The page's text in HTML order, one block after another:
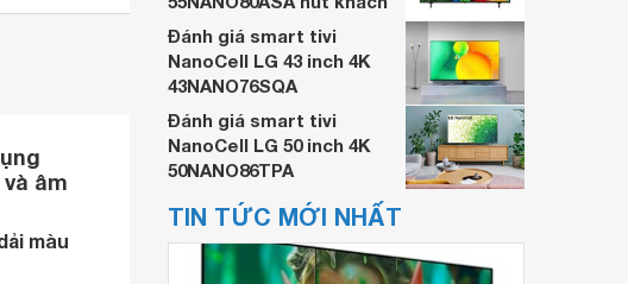
âm
màu
Đánh giá smart tivi
NanoCell LG 43 inch 4K
43NANO76SQA
Đánh giá smart tivi
NanoCell LG 50 inch 4K
50NANO86TPA
TIN TỨC MỚI NHẤT